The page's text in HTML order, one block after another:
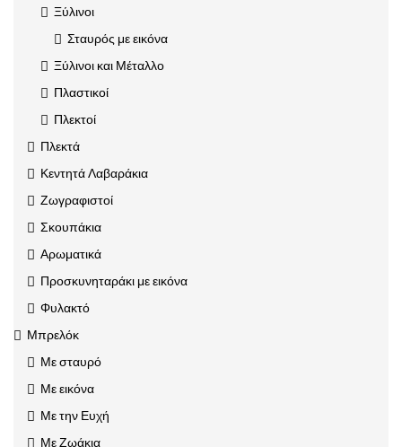
Ξύλινοι
Σταυρός με εικόνα
Ξύλινοι και Μέταλλο
Πλαστικοί
Πλεκτοί
Πλεκτά
Κεντητά Λαβαράκια
Ζωγραφιστοί
Σκουπάκια
Αρωματικά
Προσκυνηταράκι με εικόνα
Φυλακτό
Μπρελόκ
Με σταυρό
Με εικόνα
Με την Ευχή
Με Ζωάκια